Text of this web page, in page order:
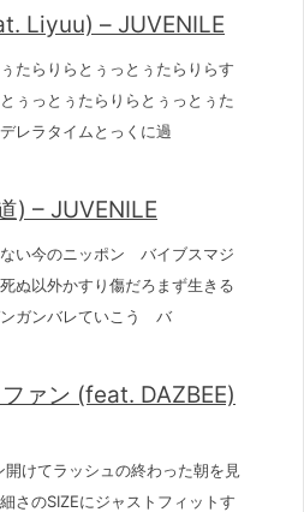
Liyuu) – JUVENILE
たらりらとぅっとぅたらりらす
ぅっとぅたらりらとぅっとぅた
レラタイムとっくに過
) – JUVENILE
い今のニッポン バイブスマジ
ぬ以外かすり傷だろまず生きる
ガンバレていこう バ
ァン (feat. DAZBEE)
けてラッシュの終わった朝を見
さのSIZEにジャストフィットす